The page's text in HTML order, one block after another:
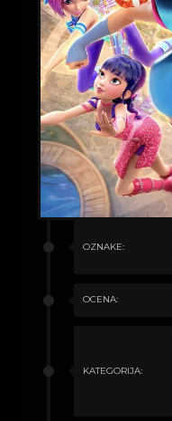
OZNAKE:
OCENA:
KATEGORIJA: